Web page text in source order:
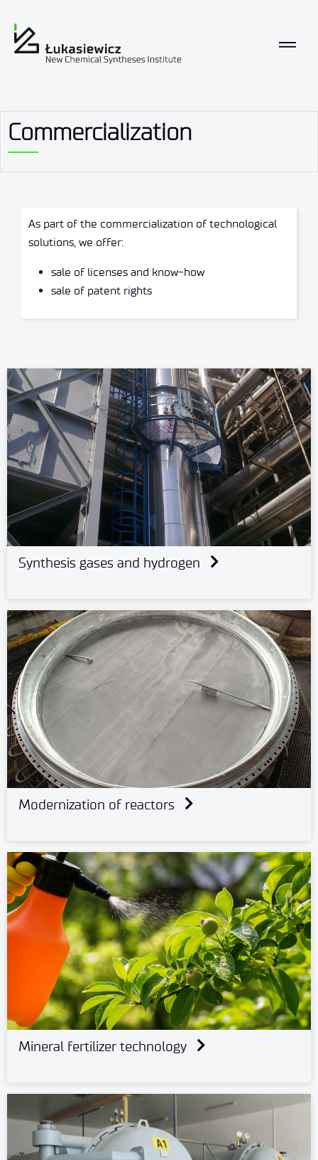
Commercialization
As part of the commercialization of technological
solutions, we offer:
sale of licenses and know-how
sale of patent rights
Synthesis gases and hydrogen
Modernization of reactors
Mineral fertilizer technology